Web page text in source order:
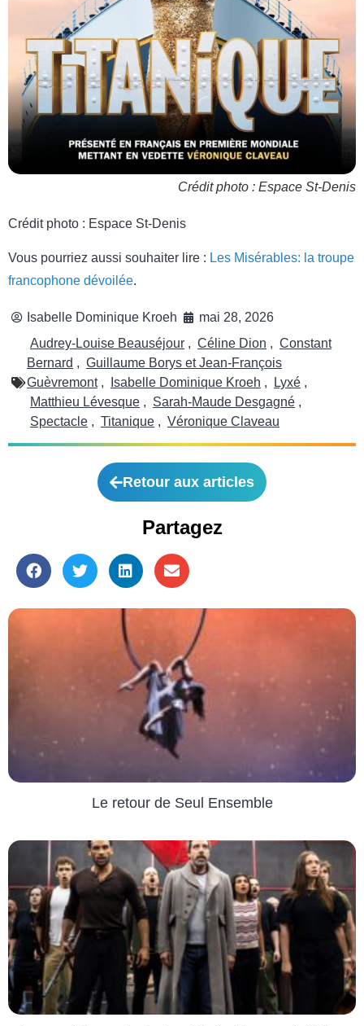
Crédit photo : Espace St-Denis
Crédit photo : Espace St-Denis
Vous pourriez aussi souhaiter lire : Les Misérables: la troupe
francophone dévoilée.
Isabelle Dominique Kroeh
mai 28, 2026
Audrey-Louise Beauséjour , Céline Dion , Constant
Bernard , Guillaume Borys et Jean-François
Guèvremont , Isabelle Dominique Kroeh , Lyxé ,
Matthieu Lévesque , Sarah-Maude Desgagné ,
Spectacle , Titanique , Véronique Claveau
Retour aux articles
Partagez
Le retour de Seul Ensemble